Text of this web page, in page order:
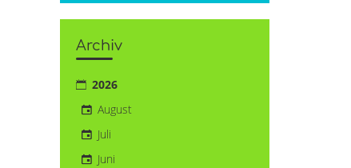
Archiv
2026
August
Juli
Juni